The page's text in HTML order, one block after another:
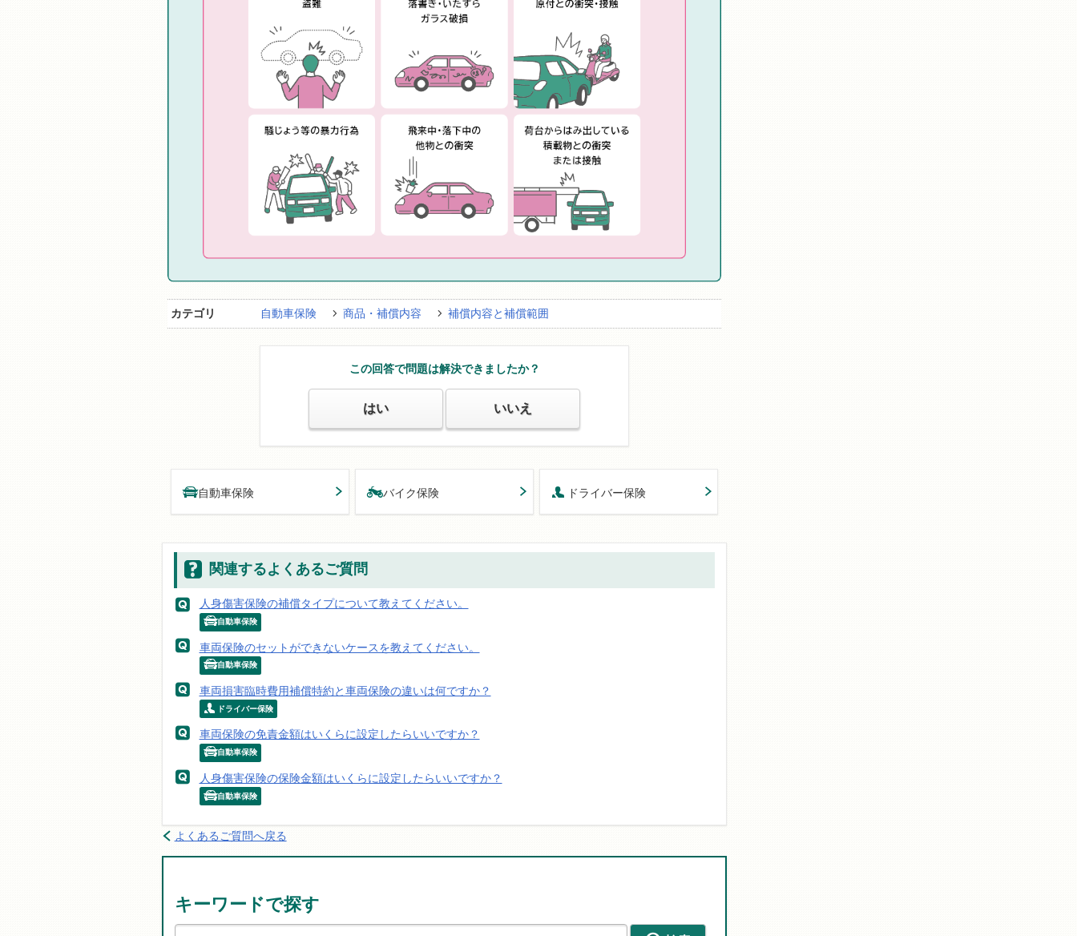
カテゴリ 自動車保険 商品・補償内容 補償内容と補償範囲
この回答で問題は解決できましたか？
はい いいえ
自動車保険 バイク保険 ドライバー保険
関連するよくあるご質問
人身傷害保険の補償タイプについて教えてください。
自動車保険
車両保険のセットができないケースを教えてください。
自動車保険
車両損害臨時費用補償特約と車両保険の違いは何ですか？
ドライバー保険
車両保険の免責金額はいくらに設定したらいいですか？
自動車保険
人身傷害保険の保険金額はいくらに設定したらいいですか？
自動車保険
よくあるご質問へ戻る
キーワードで探す